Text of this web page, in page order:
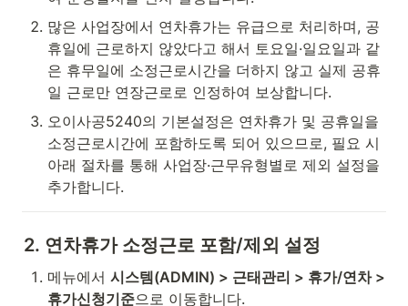
많은 사업장에서 연차휴가는 유급으로 처리하며, 공
휴일에 근로하지 않았다고 해서 토요일·일요일과 같
은 휴무일에 소정근로시간을 더하지 않고 실제 공휴
일 근로만 연장근로로 인정하여 보상합니다.
오이사공5240의 기본설정은 연차휴가 및 공휴일을
소정근로시간에 포함하도록 되어 있으므로, 필요 시
아래 절차를 통해 사업장·근무유형별로 제외 설정을
추가합니다.
2. 연차휴가 소정근로 포함/제외 설정
메뉴에서 시스템(ADMIN) > 근태관리 > 휴가/연차 >
휴가신청기준으로 이동합니다.